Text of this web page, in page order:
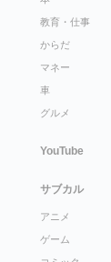
教育・仕事
からだ
マネー
車
グルメ
YouTube
サブカル
アニメ
ゲーム